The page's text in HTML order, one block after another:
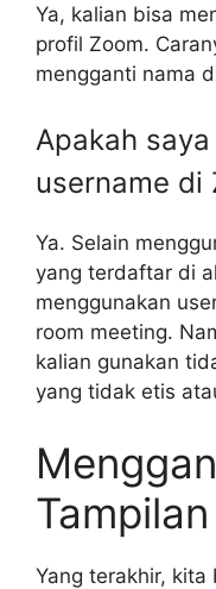
Ya, kalian bisa
profil Zoom.
mengganti nama
Apakah
username di
Ya. Selain
yang terdaftar di
menggunakan
room meeting.
kalian gunakan
yang tidak etis
Yang terakhir, kita